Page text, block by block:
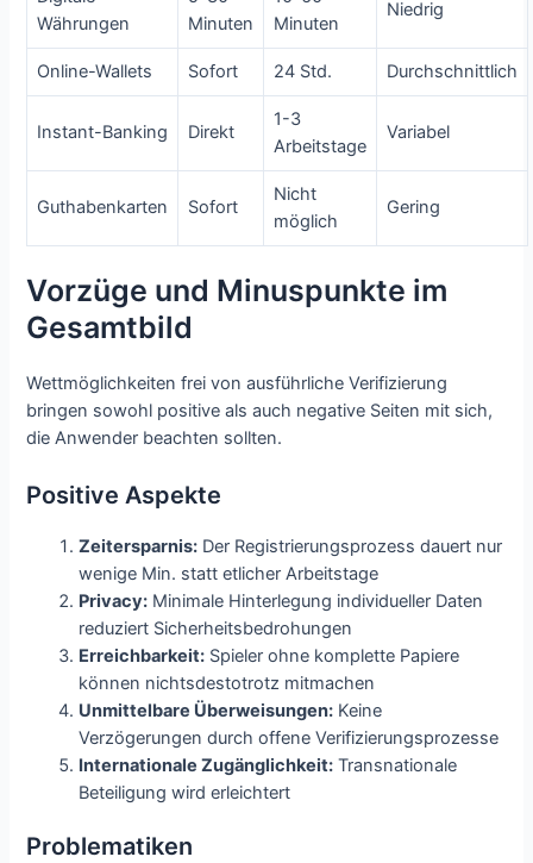
Währungen
Minuten
Minuten
Niedrig
Online-Wallets Sofort 24 Std. Durchschnittlich
Instant-Banking Direkt
1-3
Arbeitstage
Variabel
Guthabenkarten Sofort
Nicht
möglich
Gering
Vorzüge und Minuspunkte im
Gesamtbild
Wettmöglichkeiten frei von ausführliche Verifizierung
bringen sowohl positive als auch negative Seiten mit sich,
die Anwender beachten sollten.
Positive Aspekte
Zeitersparnis: Der Registrierungsprozess dauert nur
wenige Min. statt etlicher Arbeitstage
Privacy: Minimale Hinterlegung individueller Daten
reduziert Sicherheitsbedrohungen
Erreichbarkeit: Spieler ohne komplette Papiere
können nichtsdestotrotz mitmachen
Unmittelbare Überweisungen: Keine
Verzögerungen durch offene Verifizierungsprozesse
Internationale Zugänglichkeit: Transnationale
Beteiligung wird erleichtert
Problematiken